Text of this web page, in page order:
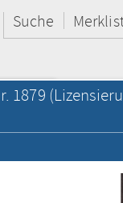
Suche
1879